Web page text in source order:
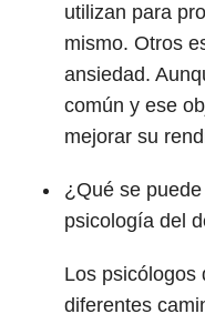
utilizan para
mismo. Otros
ansiedad.
común y ese
mejorar su
¿Qué se
psicología del
Los psicólogos
diferentes